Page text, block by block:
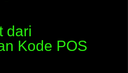
dari
Kode POS